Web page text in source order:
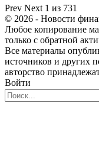
Prev Next 1 из 731
© 2026 - Новости
Любое копирование
только с обратной
Все материалы
источников и других
авторство
Войти